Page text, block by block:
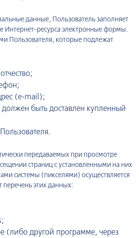
данные, Пользователь заполняет
Интернет-ресурса электронные формы.
Пользователя, которые подлежат
(e-mail);
быть доставлен купленный
передаваемых при просмотре
страниц с установленными на них
системы (пикселями) осуществляется
этих данных:
(либо другой программе, через